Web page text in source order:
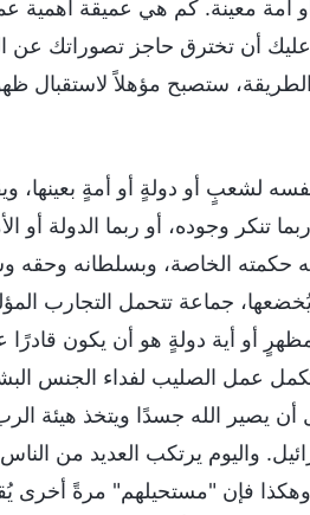
أمة معينة. كم هي عميقة أهمية
عليك أن تخترق حاجز تصوراتك
ستصبح مؤهلاً لاستقبال
لشعبٍ أو دولةٍ أو أمةٍ بعينها،
تنكر وجوده، أو ربما الدولة أو
حكمته الخاصة، وبسلطانه
جماعة تتحمل التجارب
أو أية دولةٍ هو أن يكون
عمل الصليب لفداء الجنس
أن يصير الله جسدًا ويتخذ هيئة
واليوم يرتكب العديد من
فإن "مستحيلهم" مرةً أخرى